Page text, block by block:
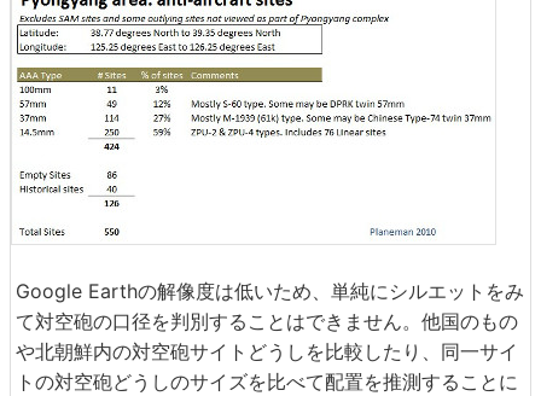
Google Earthの解像度は低いため、単純にシルエットをみ
て対空砲の口径を判別することはできません。他国のもの
や北朝鮮内の対空砲サイトどうしを比較したり、同一サイ
トの対空砲どうしのサイズを比べて配置を推測することに